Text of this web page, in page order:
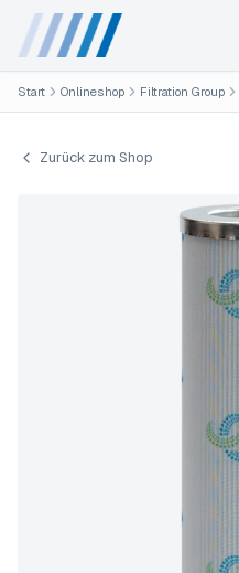
Start Onlineshop Filtration Group
Zurück zum Shop